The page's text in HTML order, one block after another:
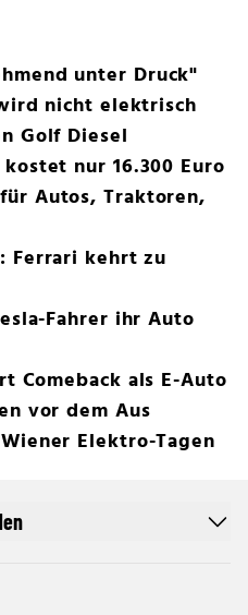
unter Druck"
nicht elektrisch
Golf Diesel
nur 16.300 Euro
Autos, Traktoren,
Ferrari kehrt zu
Fahrer ihr Auto
Comeback als E-Auto
vor dem Aus
Elektro-Tagen